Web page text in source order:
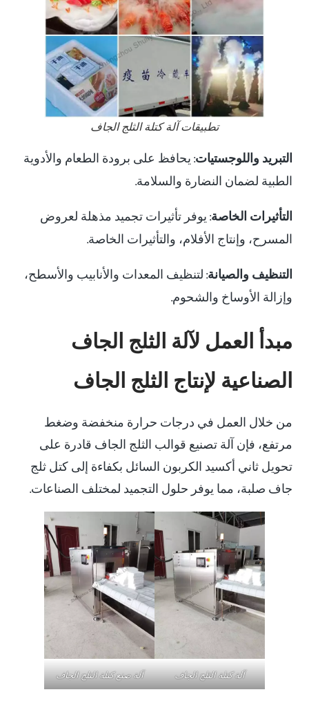
تطبيقات آلة كتلة الثلج الجاف
التبريد واللوجستيات: يحافظ على برودة الطعام والأدوية
الطبية لضمان النضارة والسلامة.
التأثيرات الخاصة: يوفر تأثيرات تجميد مذهلة لعروض
المسرح، وإنتاج الأفلام، والتأثيرات الخاصة.
التنظيف والصيانة: لتنظيف المعدات والأنابيب والأسطح،
وإزالة الأوساخ والشحوم.
مبدأ العمل لآلة الثلج الجاف
الصناعية لإنتاج الثلج الجاف
من خلال العمل في درجات حرارة منخفضة وضغط
مرتفع، فإن آلة تصنيع قوالب الثلج الجاف قادرة على
تحويل ثاني أكسيد الكربون السائل بكفاءة إلى كتل ثلج
جاف صلبة، مما يوفر حلول التجميد لمختلف الصناعات.
آلة كتلة الثلج الجاف آلة صنع كتلة الثلج الجاف